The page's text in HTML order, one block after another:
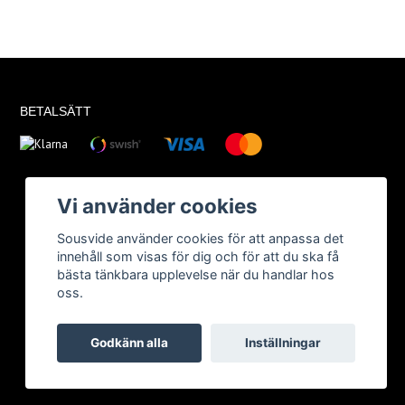
BETALSÄTT
Vi använder cookies
Sousvide använder cookies för att anpassa det
innehåll som visas för dig och för att du ska få
bästa tänkbara upplevelse när du handlar hos
oss.
Godkänn alla Inställningar